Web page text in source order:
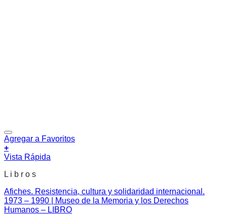
Agregar a Favoritos
+
Vista Rápida
L i b r o s
Afiches. Resistencia, cultura y solidaridad internacional.
1973 – 1990 | Museo de la Memoria y los Derechos
Humanos – LIBRO